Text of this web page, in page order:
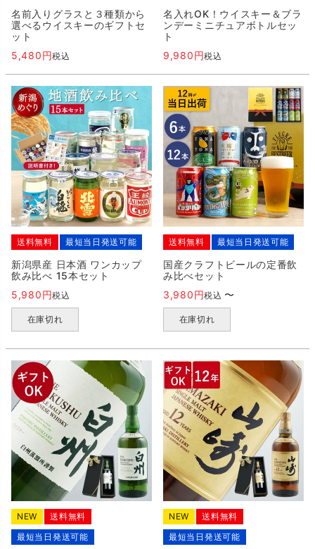
名前入りグラスと３種類から
選べるウイスキーのギフトセ
ット
5,480
税込
名入れOK！ウイスキー＆ブラ
ンデーミニチュアボトルセッ
ト
9,980
税込
送料無料 最短当日発送可能
新潟県産 日本酒 ワンカップ
飲み比べ 15本セット
5,980
税込
在庫切れ
送料無料 最短当日発送可能
国産クラフトビールの定番飲
み比べセット
3,980
税込 〜
在庫切れ
NEW
送料無料
最短当日発送可能
NEW
送料無料
最短当日発送可能